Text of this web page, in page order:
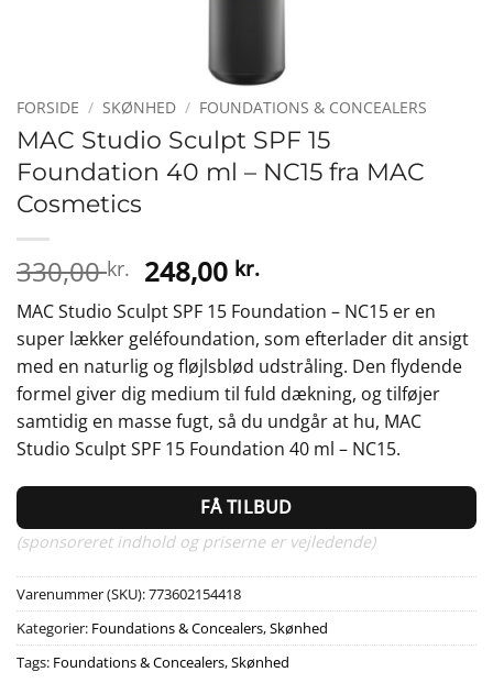
FORSIDE / SKØNHED / FOUNDATIONS & CONCEALERS
MAC Studio Sculpt SPF 15
Foundation 40 ml – NC15 fra MAC
Cosmetics
330,00kr. Den
oprindelige
pris
var:
330,00 kr..
248,00 kr.Den
aktuelle
pris
er:
248,00 kr..
MAC Studio Sculpt SPF 15 Foundation – NC15 er en
super lækker geléfoundation, som efterlader dit ansigt
med en naturlig og fløjlsblød udstråling. Den flydende
formel giver dig medium til fuld dækning, og tilføjer
samtidig en masse fugt, så du undgår at hu, MAC
Studio Sculpt SPF 15 Foundation 40 ml – NC15.
FÅ TILBUD
(sponsoreret indhold og priserne er vejledende)
Varenummer (SKU):773602154418
Kategorier: Foundations & Concealers,Skønhed
Tags: Foundations & Concealers,Skønhed